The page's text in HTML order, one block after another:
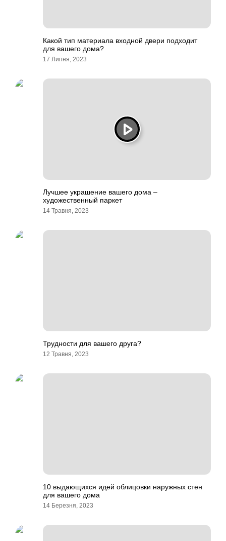
Какой тип материала входной двери подходит
для вашего дома?
17 Липня, 2023
Лучшее украшение вашего дома –
художественный паркет
14 Травня, 2023
Трудности для вашего друга?
12 Травня, 2023
10 выдающихся идей облицовки наружных стен
для вашего дома
14 Березня, 2023